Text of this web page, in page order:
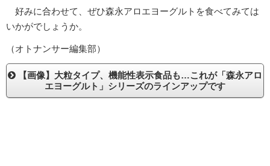
好みに合わせて、ぜひ森永アロエヨーグルトを食べてみては
いかがでしょうか。
（オトナンサー編集部）
【画像】大粒タイプ、機能性表示食品も…これが「森永アロ
エヨーグルト」シリーズのラインアップです